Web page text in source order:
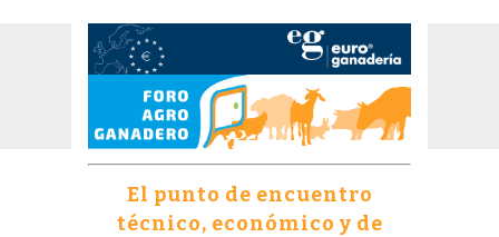
El punto de encuentro
técnico, económico y de